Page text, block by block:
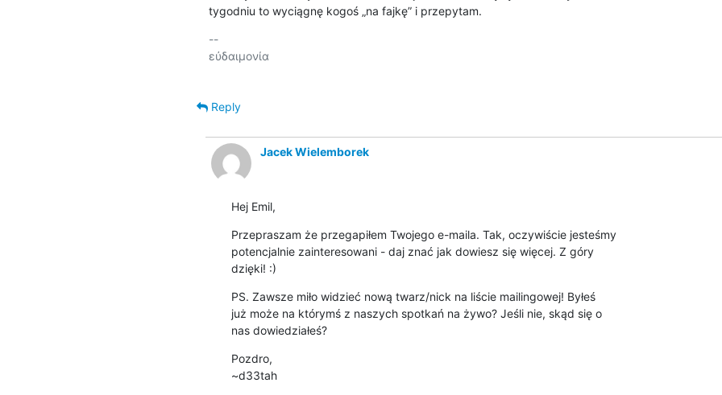
tygodniu to wyciągnę kogoś „na fajkę” i przepytam.
--
εὐδαιμονία
Reply
Jacek Wielemborek
Hej Emil,
Przepraszam że przegapiłem Twojego e-maila. Tak, oczywiście jesteśmy
potencjalnie zainteresowani - daj znać jak dowiesz się więcej. Z góry
dzięki! :)
PS. Zawsze miło widzieć nową twarz/nick na liście mailingowej! Byłeś
już może na którymś z naszych spotkań na żywo? Jeśli nie, skąd się o
nas dowiedziałeś?
Pozdro,
~d33tah